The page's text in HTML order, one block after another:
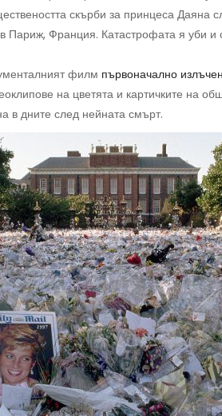
скърби за принцеса Даяна
Париж, Франция. Катастрофата я уби
филм първоначално излъчен
на цветята и картичките на
в дните след нейната смърт.